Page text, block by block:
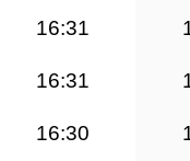
16:31
16:31
16:30